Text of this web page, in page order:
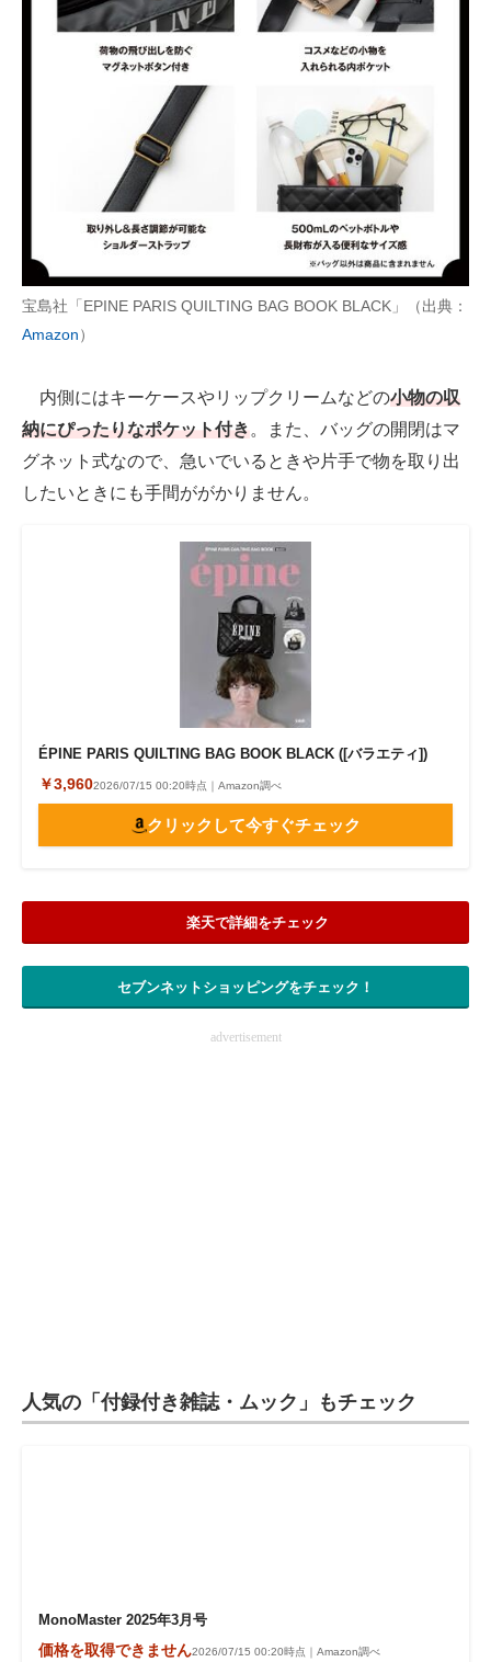
宝島社「EPINE PARIS QUILTING BAG BOOK BLACK」（出典：
Amazon）
内側にはキーケースやリップクリームなどの小物の収
納にぴったりなポケット付き。また、バッグの開閉はマ
グネット式なので、急いでいるときや片手で物を取り出
したいときにも手間ががかりません。
ÉPINE PARIS QUILTING BAG BOOK BLACK ([バラエティ])
￥3,9602026/07/15 00:20時点｜Amazon調べ
クリックして今すぐチェック
楽天で詳細をチェック
セブンネットショッピングをチェック！
advertisement
人気の「付録付き雑誌・ムック」もチェック
MonoMaster 2025年3月号
価格を取得できません2026/07/15 00:20時点｜Amazon調べ